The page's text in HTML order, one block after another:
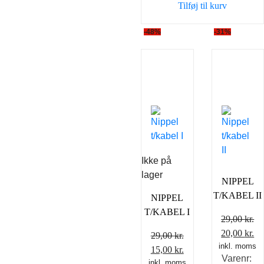
Tilføj til kurv
-48%
Ikke på
lager
NIPPEL
T/KABEL I
29,00kr.
Den
15,00 kr.
-31%
NIPPEL
T/KABEL II
29,00kr.
Den
pris
20,00kr.
inkl. moms
Varenr: